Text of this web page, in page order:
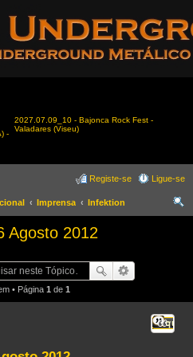
-
2027.07.09_10 - Bajonca Rock Fest -
Valadares (Viseu)
Ligue-se
Registe-se
Imprensa
Infektion
Agosto 2012
• Página 1 de 1
Citar